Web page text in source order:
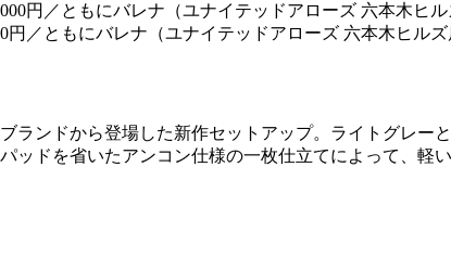
／ともにバレナ（ユナイテッドアローズ 六本木ヒルズ
ランドから登場した新作セットアップ。ライトグレー
ッドを省いたアンコン仕様の一枚仕立てによって、軽